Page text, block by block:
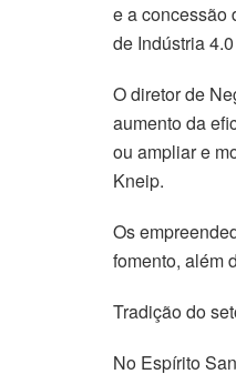
e a concessão
de Indústria
O diretor de
aumento da
ou ampliar e
Kneip.
Os
fomento, além
Tradição do
No Espírito